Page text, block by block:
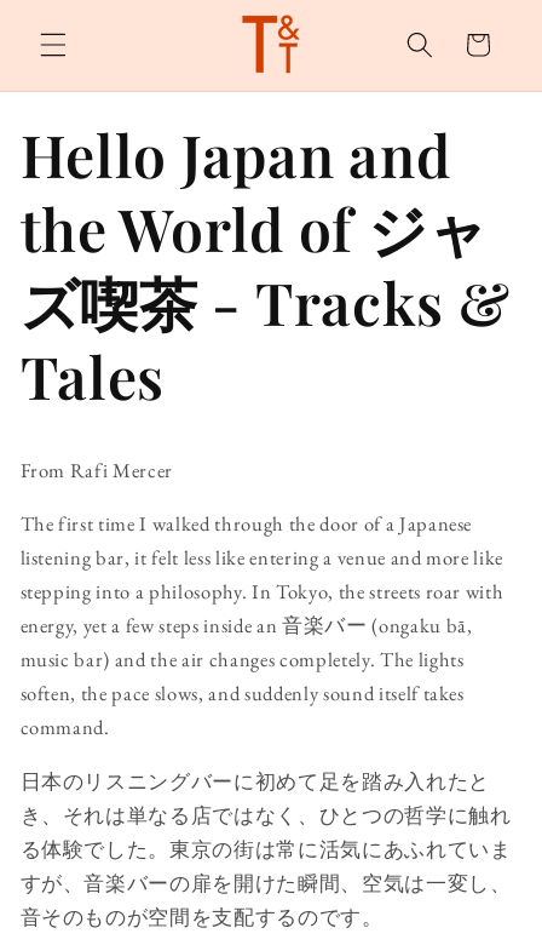
content
Cart
Hello Japan and
the World of ジャ
ズ喫茶 - Tracks &
Tales
From Rafi Mercer
The first time I walked through the door of a Japanese
listening bar, it felt less like entering a venue and more like
stepping into a philosophy. In Tokyo, the streets roar with
energy, yet a few steps inside an 音楽バー (ongaku bā,
music bar) and the air changes completely. The lights
soften, the pace slows, and suddenly sound itself takes
command.
日本のリスニングバーに初めて足を踏み入れたと
き、それは単なる店ではなく、ひとつの哲学に触れ
る体験でした。東京の街は常に活気にあふれていま
すが、音楽バーの扉を開けた瞬間、空気は一変し、
音そのものが空間を支配するのです。